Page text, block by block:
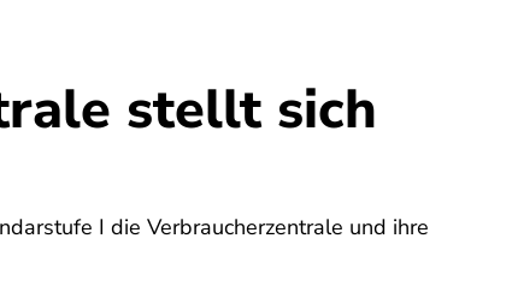
stellt sich
I die Verbraucherzentrale und ihre